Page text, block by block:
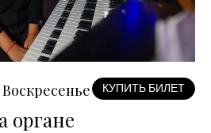
Воскресенье КУПИТЬ БИЛЕТ
органе